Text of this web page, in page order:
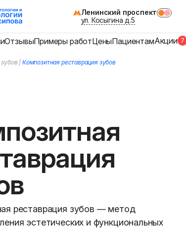
Ленинский проспект
ул. Косыгина д.5
ОтзывыПримеры работЦеныПациентамАкции 7
|Композитная реставрация зубов
реставрация зубов — метод
эстетических и функциональных